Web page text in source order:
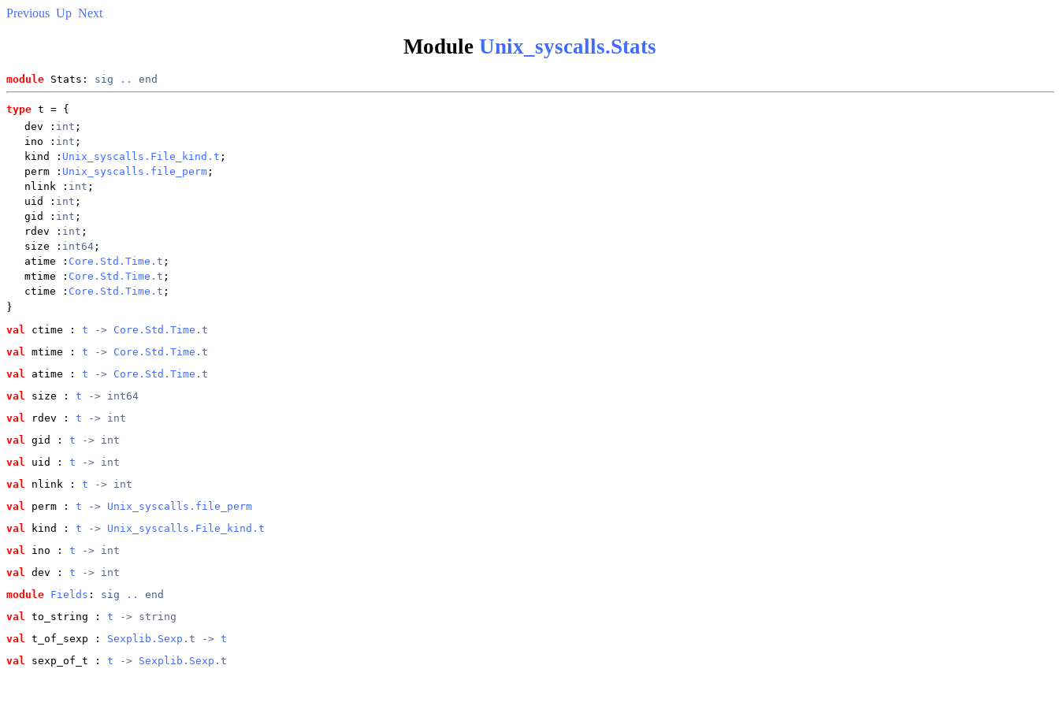
Previous Up Next
Module Unix_syscalls.Stats
module Stats: sig .. end
type t = {
dev : int ;
ino : int ;
kind
: Unix_syscalls.File_kind.t ;
perm : Unix_syscalls.file_perm ;
nlink : int ;
uid
: int ;
gid
: int ;
rdev : int ;
size : int64 ;
atime : Core.Std.Time .t ;
mtime : Core.Std.Time .t ;
ctime : Core.Std.Time .t ;
}
val ctime : t -> Core.Std.Time .t
val
mtime : t -> Core.Std.Time .t
val
atime : t -> Core.Std.Time .t
val
size : t -> int64
val
rdev : t -> int
val
gid : t -> int
val
uid : t -> int
val
nlink : t -> int
val
perm : t -> Unix_syscalls.file_perm
val
kind : t -> Unix_syscalls.File_kind.t
val
ino : t -> int
val
dev : t -> int
module Fields : sig ..
end
val
to_string : t -> string
val
t_of_sexp : Sexplib.Sexp .t -> t
val
sexp_of_t : t -> Sexplib.Sexp .t